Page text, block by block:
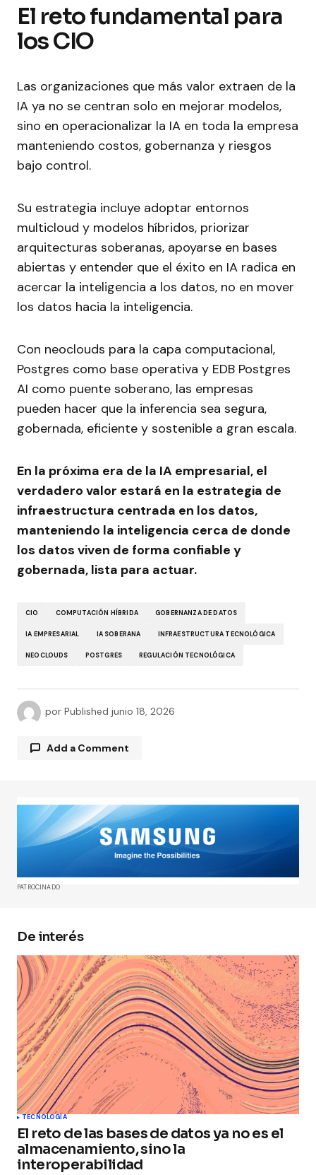
El reto fundamental para
los CIO
Las organizaciones que más valor extraen de la
IA ya no se centran solo en mejorar modelos,
sino en operacionalizar la IA en toda la empresa
manteniendo costos, gobernanza y riesgos
bajo control.
Su estrategia incluye adoptar entornos
multicloud y modelos híbridos, priorizar
arquitecturas soberanas, apoyarse en bases
abiertas y entender que el éxito en IA radica en
acercar la inteligencia a los datos, no en mover
los datos hacia la inteligencia.
Con neoclouds para la capa computacional,
Postgres como base operativa y EDB Postgres
AI como puente soberano, las empresas
pueden hacer que la inferencia sea segura,
gobernada, eficiente y sostenible a gran escala.
En la próxima era de la IA empresarial, el
verdadero valor estará en la estrategia de
infraestructura centrada en los datos,
manteniendo la inteligencia cerca de donde
los datos viven de forma confiable y
gobernada, lista para actuar.
CIO COMPUTACIÓN HÍBRIDA GOBERNANZA DE DATOS
IA EMPRESARIAL IA SOBERANA INFRAESTRUCTURA TECNOLÓGICA
NEOCLOUDS POSTGRES REGULACIÓN TECNOLÓGICA
por Published junio 18, 2026
Add a Comment
Tu dirección de correo electrónico no será
publicada.Los campos obligatorios están
marcados con*
Comment*
Your Name*
Your E-mail*
Guarda mi nombre, correo electrónico y web en
este navegador para la próxima vez que
comente.
Submit Comment
PATROCINADO
De interés
TECNOLOGÍA
El reto de las bases de datos ya no es el
almacenamiento, sino la
interoperabilidad